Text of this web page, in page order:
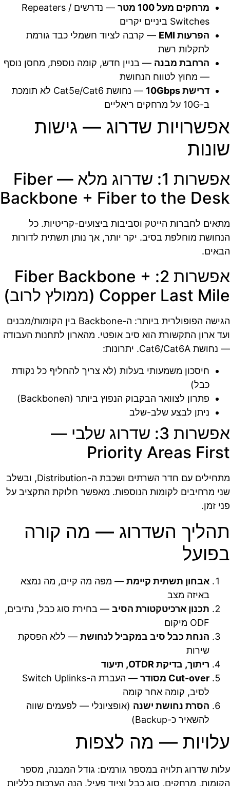
מרחקים מעל 100 מטר
— נדרשים Repeaters /
Switches ביניים יקרים
הפרעות EMI
— קרבה לציוד חשמלי כבד גורמת
לתקלות רשת
הרחבת מבנה — בניין חדש, קומה נוספת, מחסן נוסף
— מחוץ לטווח הנחושת
דרישת 10Gbps
— נחושת Cat5e/Cat6 לא תומכת
ב-10G על מרחקים ריאליים
אפשרויות שדרוג — גישות
שונות
אפשרות 1: שדרוג מלא — Fiber
Backbone + Fiber to the Desk
מתאים לחברות הייטק וסביבות ביצועים-קריטיות. כל
הנחושת מוחלפת בסיב. יקר יותר, אך נותן תשתית לדורות
הבאים.
אפשרות 2: Fiber Backbone +
Copper Last Mile (ממולץ לרוב)
הגישה הפופולרית ביותר: ה-Backbone בין הקומות/מבנים
ועד ארון התקשורת הוא סיב אופטי. מהארון לתחנות העבודה
— נחושת Cat6/Cat6A. יתרונות:
חיסכון משמעותי בעלות (לא צריך להחליף כל נקודת
כבל)
פתרון לצוואר הבקבוק הנפוץ ביותר (הBackbone)
ניתן לבצע שלב-שלב
אפשרות 3: שדרוג שלבי —
Priority Areas First
מתחילים עם חדר השרתים ושכבת ה-Distribution, ובשלב
שני מרחיבים לקומות הנוספות. מאפשר חלוקת התקציב על
פני זמן.
תהליך השדרוג — מה קורה
בפועל
אבחון תשתית קיימת — מפה מה קיים, מה נמצא
באיזה מצב
תכנון ארכיטקטורת הסיב — בחירת סוג כבל, נתיבים,
ODF מיקום
הנחת כבל סיב במקביל לנחושת — ללא הפסקת
שירות
ריתוך, בדיקת OTDR, תיעוד
Cut-over מסודר
— העברת ה-Switch Uplinks
לסיב, קומה אחר קומה
הסרת נחושת ישנה (אופציונלי — לפעמים שווה
להשאיר כ-Backup)
עלויות — מה לצפות
עלות שדרוג תלויה במספר גורמים: גודל המבנה, מספר
הקומות, מרחקים, סוג כבל וציוד פעיל. הנה הערכות כלליות